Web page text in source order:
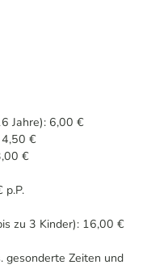
Jahre): 6,00 €
4,50 €
€
p.P.
zu 3 Kinder): 16,00 €
gesonderte Zeiten und